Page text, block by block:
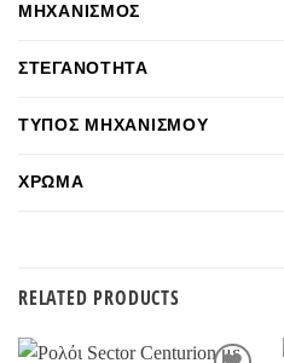
ΜΗΧΑΝΙΣΜΌΣ
ΣΤΕΓΑΝΌΤΗΤΑ
ΤΎΠΟΣ ΜΗΧΑΝΙΣΜΟΎ
ΧΡΏΜΑ
RELATED PRODUCTS